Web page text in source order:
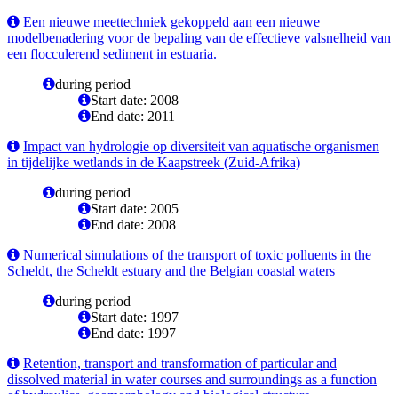
Een nieuwe meettechniek gekoppeld aan een nieuwe
modelbenadering voor de bepaling van de effectieve valsnelheid van
een flocculerend sediment in estuaria.
during period
Start date: 2008
End date: 2011
Impact van hydrologie op diversiteit van aquatische organismen
in tijdelijke wetlands in de Kaapstreek (Zuid-Afrika)
during period
Start date: 2005
End date: 2008
Numerical simulations of the transport of toxic polluents in the
Scheldt, the Scheldt estuary and the Belgian coastal waters
during period
Start date: 1997
End date: 1997
Retention, transport and transformation of particular and
dissolved material in water courses and surroundings as a function